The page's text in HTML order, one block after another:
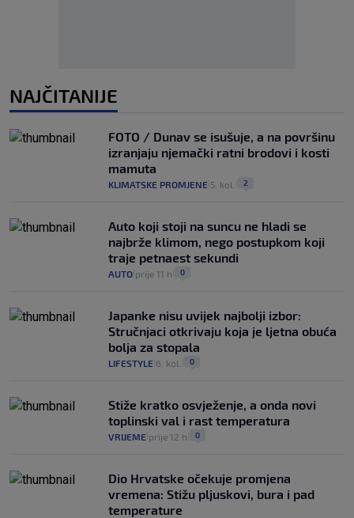
NAJČITANIJE
FOTO / Dunav se isušuje, a na površinu
izranjaju njemački ratni brodovi i kosti
mamuta
KLIMATSKE PROMJENE 5. kol. 2
Auto koji stoji na suncu ne hladi se
najbrže klimom, nego postupkom koji
traje petnaest sekundi
AUTO prije 11 h 0
Japanke nisu uvijek najbolji izbor:
Stručnjaci otkrivaju koja je ljetna obuća
bolja za stopala
LIFESTYLE 6. kol. 0
Stiže kratko osvježenje, a onda novi
toplinski val i rast temperatura
VRIJEME prije 12 h 0
Dio Hrvatske očekuje promjena
vremena: Stižu pljuskovi, bura i pad
temperature